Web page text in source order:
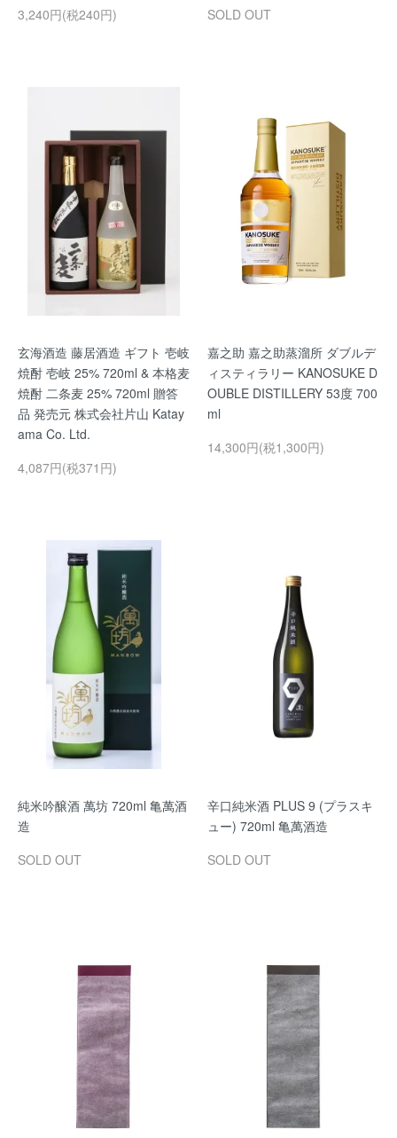
3,240円(税240円) SOLD OUT
玄海酒造 藤居酒造 ギフト 壱岐
焼酎 壱岐 25% 720ml & 本格麦
焼酎 二条麦 25% 720ml 贈答
品 発売元 株式会社片山 Katay
ama Co. Ltd.
4,087円(税371円)
嘉之助 嘉之助蒸溜所 ダブルデ
ィスティラリー KANOSUKE D
OUBLE DISTILLERY 53度 700
ml
14,300円(税1,300円)
純米吟醸酒 萬坊 720ml 亀萬酒
造
SOLD OUT
辛口純米酒 PLUS 9 (プラスキ
ュー) 720ml 亀萬酒造
SOLD OUT